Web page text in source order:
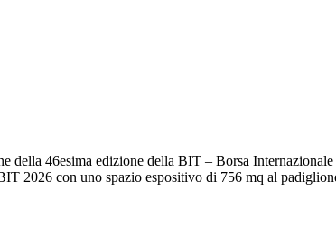
della 46esima edizione della BIT – Borsa
2026 con uno spazio espositivo di 756 mq al